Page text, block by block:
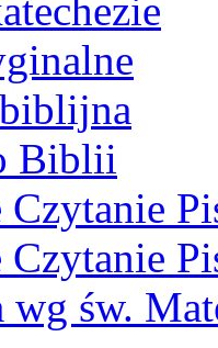
Biblii
Czytanie
św.